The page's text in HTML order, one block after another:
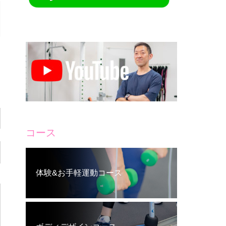
コース
体験&お手軽運動コース